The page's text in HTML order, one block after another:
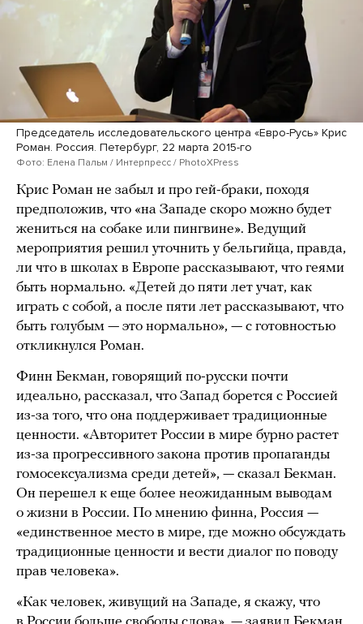
Председатель исследовательского центра «Евро-Русь» Крис
Роман. Россия. Петербург, 22 марта 2015-го
Фото: Елена Пальм / Интерпресс / PhotoXPress
Крис Роман не забыл и про гей-браки, походя
предположив, что «на Западе скоро можно будет
жениться на собаке или пингвине». Ведущий
мероприятия решил уточнить у бельгийца, правда,
ли что в школах в Европе рассказывают, что геями
быть нормально. «Детей до пяти лет учат, как
играть с собой, а после пяти лет рассказывают, что
быть голубым — это нормально», — с готовностью
откликнулся Роман.
Финн Бекман, говорящий по-русски почти
идеально, рассказал, что Запад борется с Россией
из-за того, что она поддерживает традиционные
ценности. «Авторитет России в мире бурно растет
из-за прогрессивного закона против пропаганды
гомосексуализма среди детей», — сказал Бекман.
Он перешел к еще более неожиданным выводам
о жизни в России. По мнению финна, Россия —
«единственное место в мире, где можно обсуждать
традиционные ценности и вести диалог по поводу
прав человека».
«Как человек, живущий на Западе, я скажу, что